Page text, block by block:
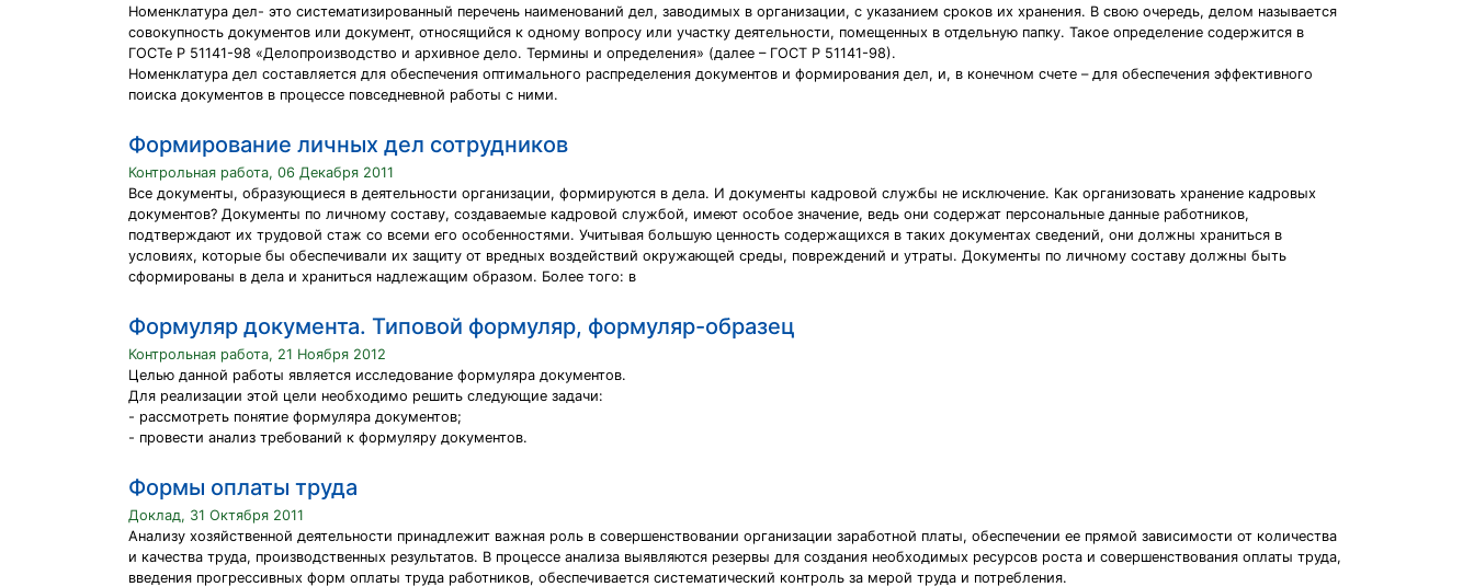
Номенклатура дел- это систематизированный перечень наименований дел, заводимых в организации, с указанием сроков их хранения. В свою очередь, делом называется
совокупность документов или документ, относящийся к одному вопросу или участку деятельности, помещенных в отдельную папку. Такое определение содержится в
ГОСТе Р 51141-98 «Делопроизводство и архивное дело. Термины и определения» (далее – ГОСТ Р 51141-98).
Номенклатура дел составляется для обеспечения оптимального распределения документов и формирования дел, и, в конечном счете – для обеспечения эффективного
поиска документов в процессе повседневной работы с ними.
Формирование личных дел сотрудников
Контрольная работа, 06 Декабря 2011
Все документы, образующиеся в деятельности организации, формируются в дела. И документы кадровой службы не исключение. Как организовать хранение кадровых
документов? Документы по личному составу, создаваемые кадровой службой, имеют особое значение, ведь они содержат персональные данные работников,
подтверждают их трудовой стаж со всеми его особенностями. Учитывая большую ценность содержащихся в таких документах сведений, они должны храниться в
условиях, которые бы обеспечивали их защиту от вредных воздействий окружающей среды, повреждений и утраты. Документы по личному составу должны быть
сформированы в дела и храниться надлежащим образом. Более того: в
Формуляр документа. Типовой формуляр, формуляр-образец
Контрольная работа, 21 Ноября 2012
Целью данной работы является исследование формуляра документов.
Для реализации этой цели необходимо решить следующие задачи:
- рассмотреть понятие формуляра документов;
- провести анализ требований к формуляру документов.
Формы оплаты труда
Доклад, 31 Октября 2011
Анализу хозяйственной деятельности принадлежит важная роль в совершенствовании организации заработной платы, обеспечении ее прямой зависимости от количества
и качества труда, производственных результатов. В процессе анализа выявляются резервы для создания необходимых ресурсов роста и совершенствования оплаты труда,
введения прогрессивных форм оплаты труда работников, обеспечивается систематический контроль за мерой труда и потребления.